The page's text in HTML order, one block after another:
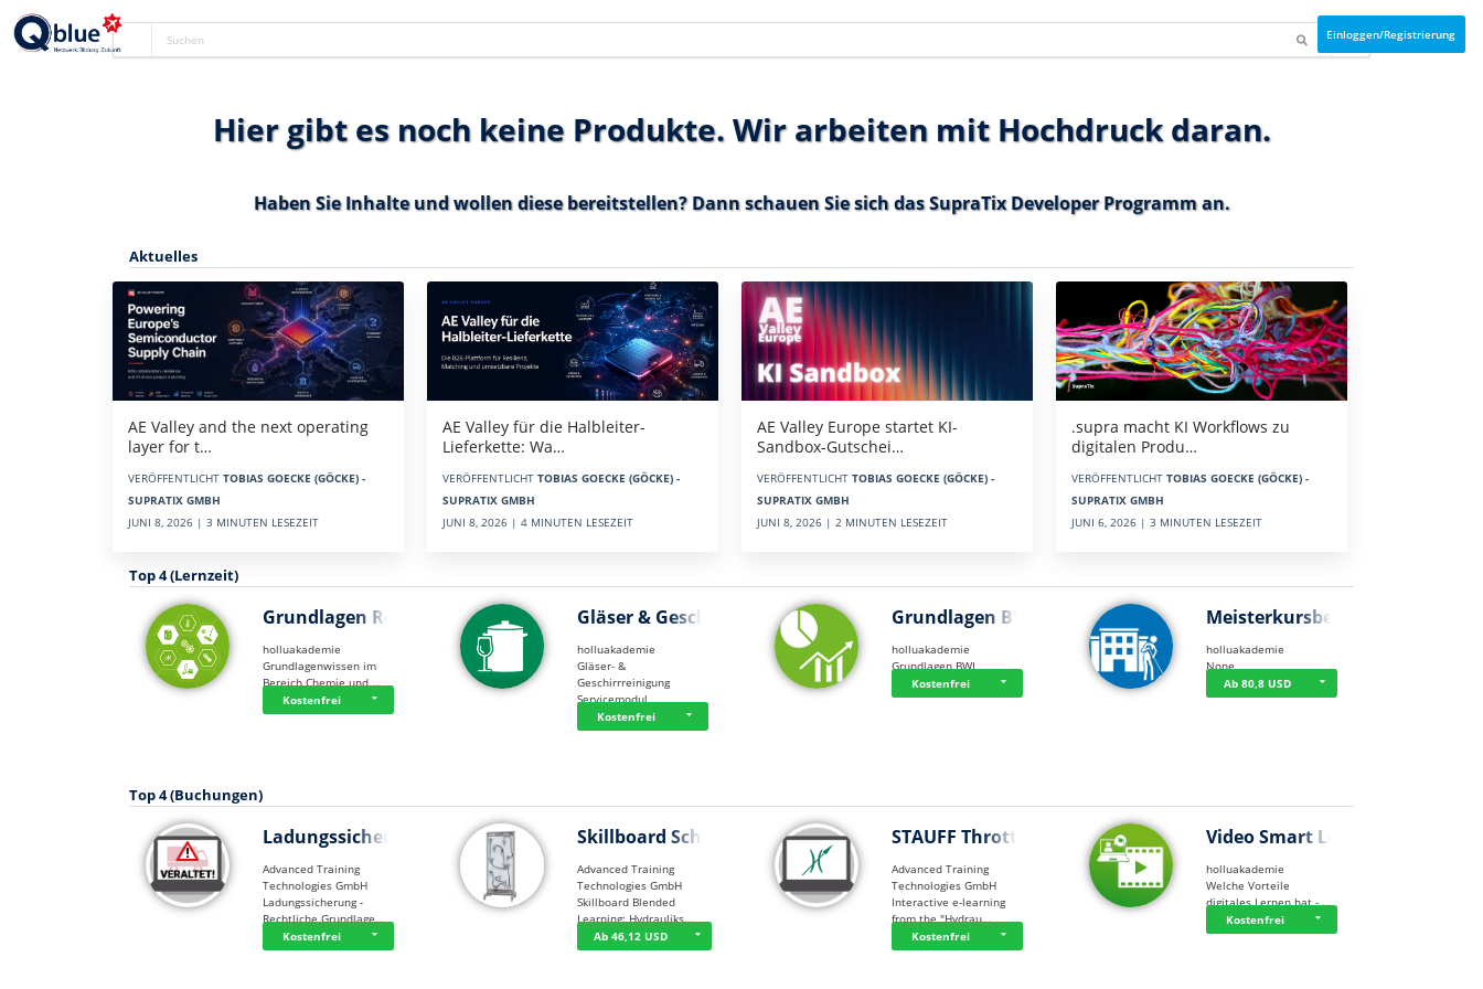
Einloggen/Registrierung
Hier gibt es noch keine Produkte. Wir arbeiten mit Hochdruck daran.
Haben Sie Inhalte und wollen diese bereitstellen? Dann schauen Sie sich dasSupraTix Developer Programman.
Aktuelles
AE Valley and the next operating
layer for t…
VERÖFFENTLICHT TOBIAS GOECKE (GÖCKE) -
SUPRATIX GMBH
JUNI 8, 2026 | 3 MINUTEN LESEZEIT
AE Valley für die Halbleiter-
Lieferkette: Wa…
VERÖFFENTLICHT TOBIAS GOECKE (GÖCKE) -
SUPRATIX GMBH
JUNI 8, 2026 | 4 MINUTEN LESEZEIT
AE Valley Europe startet KI-
Sandbox-Gutschei…
VERÖFFENTLICHT TOBIAS GOECKE (GÖCKE) -
SUPRATIX GMBH
JUNI 8, 2026 | 2 MINUTEN LESEZEIT
.supra macht KI Workflows zu
digitalen Produ…
VERÖFFENTLICHT TOBIAS GOECKE (GÖCKE) -
SUPRATIX GMBH
JUNI 6, 2026 | 3 MINUTEN LESEZEIT
Top 4 (Lernzeit)
Grundlagen Rein…
holluakademie
Grundlagenwissen im
Bereich Chemie und …
Kostenfrei
Gläser & Geschi…
holluakademie
Gläser- &
Geschirrreinigung
Servicemodul
Kostenfrei
Grundlagen BWL
holluakademie
Grundlagen BWL
Kostenfrei
Meisterkursbegl…
holluakademie
None
Ab 80,8 USD
Top 4 (Buchungen)
Ladungssicherung
Advanced Training
Technologies GmbH
Ladungssicherung -
Rechtliche Grundlage…
Kostenfrei
Skillboard Schl…
Advanced Training
Technologies GmbH
Skillboard Blended
Learning: Hydrauliks…
Ab 46,12 USD
STAUFF Throttle…
Advanced Training
Technologies GmbH
Interactive e-learning
from the "Hydrau…
Kostenfrei
Video Smart Lea…
holluakademie
Welche Vorteile
digitales Lernen hat - …
Kostenfrei